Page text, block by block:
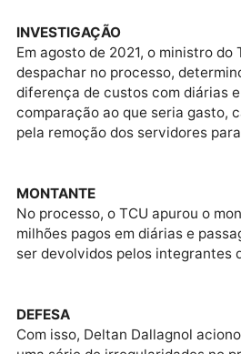
parlamentares e do
Corte de Contas abriu um
pagamento de diárias e
da força-tarefa da Lava Jato
Deltan Dallagnol.
INVESTIGAÇÃO
Em agosto de 2021, o
despachar no processo,
diferença de custos com